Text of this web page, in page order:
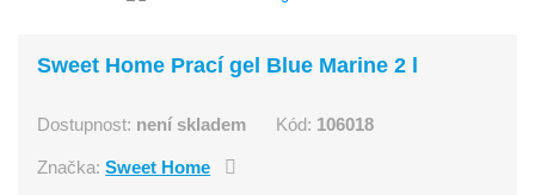
Sweet Home Prací gel Blue Marine 2 l
Dostupnost: není skladem Kód: 106018
Značka:Sweet Home